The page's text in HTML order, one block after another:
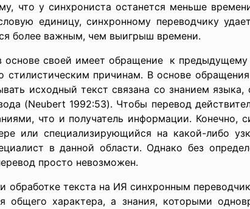
что у синхрониста останется меньше
единицу, синхронному переводчику
более важным, чем выигрыш времени.
своей имеет обращение к предыдущему
стилистическим причинам. В основе
исходный текст связана со знанием
(Neubert 1992:53). Чтобы перевод
что и получатель информации.
или специализирующийся на какой-либо
в данной области. Однако без
просто невозможен.
обработке текста на ИЯ синхронным
общего характера, а знания, которыми